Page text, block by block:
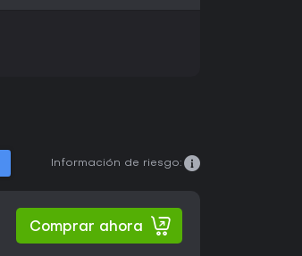
Información de riesgo:
Comprar ahora